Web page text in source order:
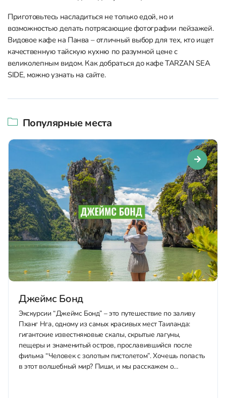
Приготовьтесь насладиться не только едой, но и
возможностью делать потрясающие фотографии пейзажей.
Видовое кафе на Панва – отличный выбор для тех, кто ищет
качественную тайскую кухню по разумной цене с
великолепным видом. Как добраться до кафе TARZAN SEA
SIDE, можно узнать на сайте.
Популярные места
Джеймс Бонд
Экскурсии “Джеймс Бонд” – это путешествие по заливу
Пханг Нга, одному из самых красивых мест Таиланда:
гигантские известняковые скалы, скрытые лагуны,
пещеры и знаменитый остров, прославившийся после
фильма “Человек с золотым пистолетом”. Хочешь попасть
в этот волшебный мир? Пиши, и мы расскажем о